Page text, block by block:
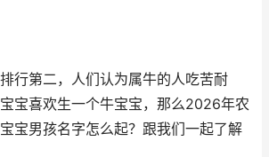
行第二，人们认为属牛的人吃苦耐
宝喜欢生一个牛宝宝，那么2026年农
宝男孩名字怎么起？跟我们一起了解